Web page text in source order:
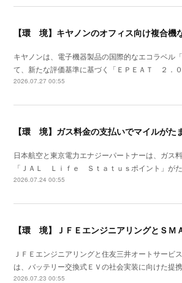
キヤノンは、電子機器製品の国際的なエコラベル
て、新たな評価基準に基づく「ＥＰＥＡＴ ２．
2026.07.27 00:55
日本航空と東京電力エナジーパートナーは、ガス
「ＪＡＬ Ｌｉｆｅ Ｓｔａｔｕｓポイント」が
2026.07.24 00:55
ＪＦＥエンジニアリングと住友三井オートサービ
は、バッテリー交換式ＥＶの社会実装に向けた提
2026.07.23 00:55